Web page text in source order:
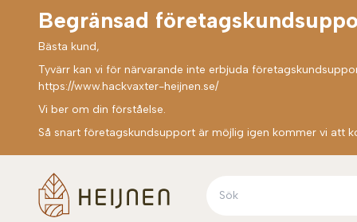
Begränsad
Bästa kund,
Tyvärr kan vi för närvarande inte erbjuda
https://www.hackvaxter-heijnen.se/
Vi ber om din förståelse.
Så snart företagskundsupport är möjlig igen kommer vi att